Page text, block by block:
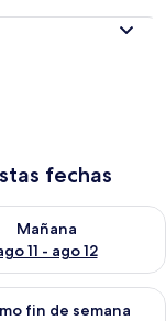
fechas
ago 11
Mañana
11 - ago 12
disponibilidad
ago 14 -
fin de semana
disponibilidad